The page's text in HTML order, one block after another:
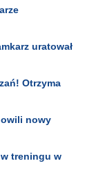
uratował
Otrzyma
nowy
treningu w